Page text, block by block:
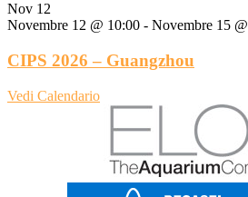
Nov 12
Novembre 12 @ 10:00 - Novembre 15
CIPS 2026 – Guangzhou
Vedi Calendario